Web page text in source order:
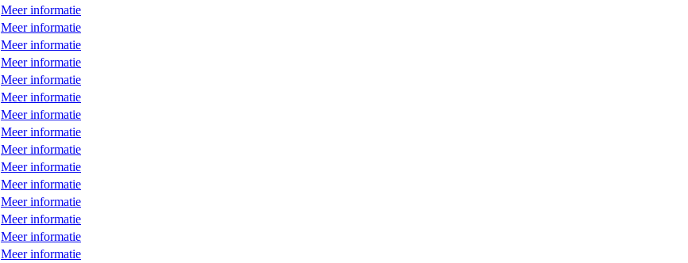
Meer informatie
Meer informatie
Meer informatie
Meer informatie
Meer informatie
Meer informatie
Meer informatie
Meer informatie
Meer informatie
Meer informatie
Meer informatie
Meer informatie
Meer informatie
Meer informatie
Meer informatie